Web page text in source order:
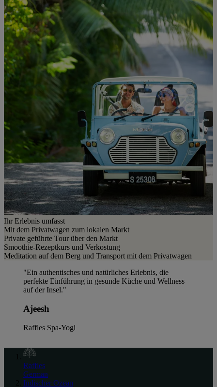
Ihr Erlebnis umfasst
Mit dem Privatwagen zum lokalen Markt
Private geführte Tour über den Markt
Smoothie-Rezeptkurs und Verkostung
Meditation auf dem Berg und Transport mit dem Privatwagen
"Ein authentisches und natürliches Erlebnis, die
perfekte Einführung in gesunde Küche und Wellness
auf der Insel."
Ajeesh
Raffles Spa-Yogi
Raffles
German
Indischer Ozean